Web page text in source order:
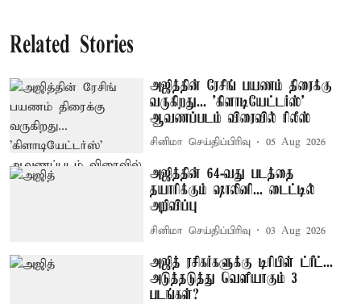
Related Stories
அஜித்தின் ரேசிங் பயணம் திரைக்கு
வருகிறது... 'கிளாடியேட்டர்ஸ்'
ஆவணப்படம் விரைவில் ரிலீஸ்
சினிமா செய்திப்பிரிவு 05 Aug 2026
அஜித்தின் 64-வது படத்தை
தயாரிக்கும் ஷாலினி... டைட்டில்
அறிவிப்பு
சினிமா செய்திப்பிரிவு 03 Aug 2026
அஜித் ரசிகர்களுக்கு டிரிபிள் ட்ரீட்...
அடுத்தடுத்து வெளியாகும் 3
படங்கள்?